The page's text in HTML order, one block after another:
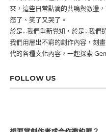
來，這些日常點滴的共鳴與激盪
怒了、笑了又哭了。
於是...我們重新覺知，於是...我們
我們用層出不窮的創作內容，刻
代的各種文化內容，一起探索
FOLLOW US